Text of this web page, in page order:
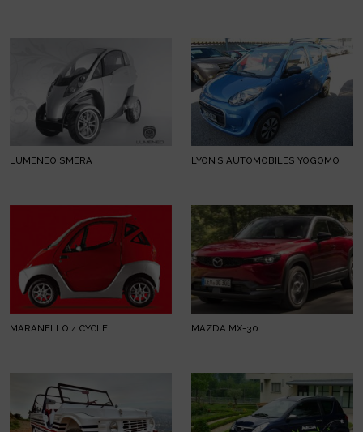
LUMENEO SMERA LYON’S AUTOMOBILES YOGOMO
MARANELLO 4 CYCLE MAZDA MX-30